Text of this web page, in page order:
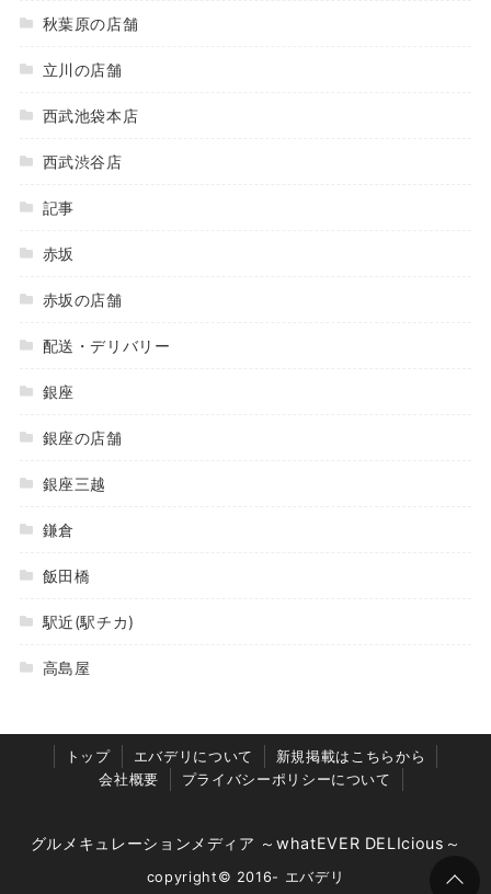
秋葉原の店舗
立川の店舗
西武池袋本店
西武渋谷店
記事
赤坂
赤坂の店舗
配送・デリバリー
銀座
銀座の店舗
銀座三越
鎌倉
飯田橋
駅近(駅チカ)
高島屋
トップ エバデリについて
新規掲載はこちらから
会社概要
プライバシーポリシーについて
グルメキュレーションメディア ～whatEVER DELIcious～
copyright© 2016- エバデリ